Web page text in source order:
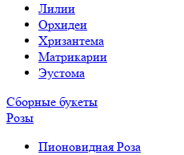
Лилии
Орхидеи
Хризантема
Матрикарии
Эустома
Сборные букеты
Розы
Пионовидная Роза